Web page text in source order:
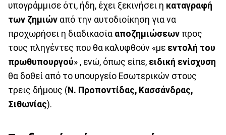
υπογράμμισε ότι, ήδη, έχει ξεκινήσει η καταγραφή
των ζημιών από την αυτοδιοίκηση για να
προχωρήσει η διαδικασία αποζημιώσεων προς
τους πληγέντες που θα καλυφθούν «με εντολή του
πρωθυπουργού» , ενώ, όπως είπε, ειδική ενίσχυση
θα δοθεί από το υπουργείο Εσωτερικών στους
τρεις δήμους ( Ν. Προποντίδας, Κασσάνδρας,
Σιθωνίας).